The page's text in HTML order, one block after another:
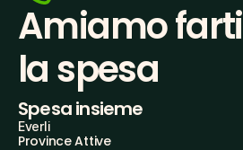
Amiamo farti
la spesa
Spesa insieme
Everli
Province Attive